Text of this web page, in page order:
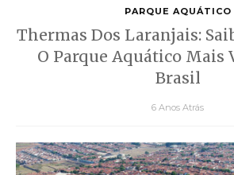
PARQUE AQUÁTICO
Thermas Dos Laranjais:
O Parque Aquático Mais
Brasil
6 Anos Atrás